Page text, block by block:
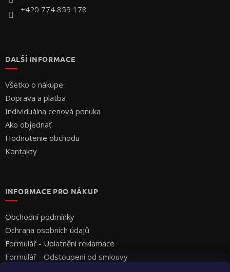
+420 774 859 178
DALŠÍ INFORMACE
Všetko o nákupe
Doprava a platba
Individuálna cenová ponuka
Ako objednať
Hodnotenie obchodu
Kontakty
INFORMACE PRO NÁKUP
Obchodní podmínky
Ochrana osobních údajů
Formulář - Uplatnění reklamace
Formulář - Odstoupení od smlouvy